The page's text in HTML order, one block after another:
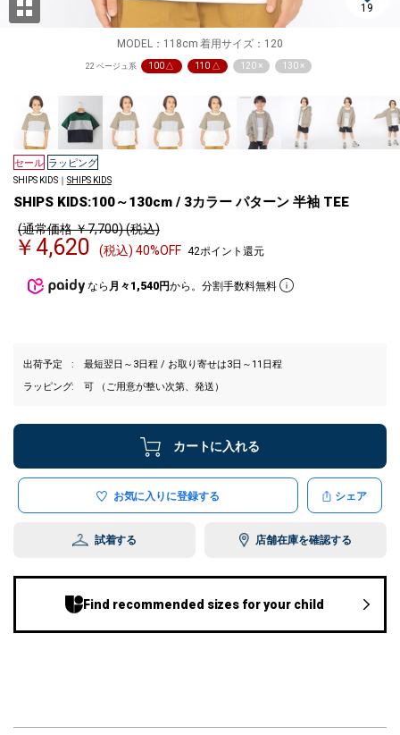
19
MODEL：118cm 着用サイズ：120
22 ベージュ系 100 △ 110 △ 120 × 130 ×
セール ラッピング
SHIPS KIDS｜ SHIPS KIDS
SHIPS KIDS:100～130cm / 3カラー パターン 半袖 TEE
(通常価格 ￥7,700) (税込)
￥4,620 (税込) 40%OFF 42ポイント還元
なら 月々1,540円から。分割手数料無料
出荷予定
最短翌日～3日程 / お取り寄せは3日～11日程
ラッピング
可 （ご用意が整い次第、発送）
カートに入れる
お気に入りに登録する シェア
試着する 店舗在庫を確認する
Find recommended sizes for your child